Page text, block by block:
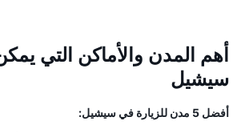
أهم المدن والأماكن التي
سيشيل
أفضل 5 مدن للزيارة في سيشيل: